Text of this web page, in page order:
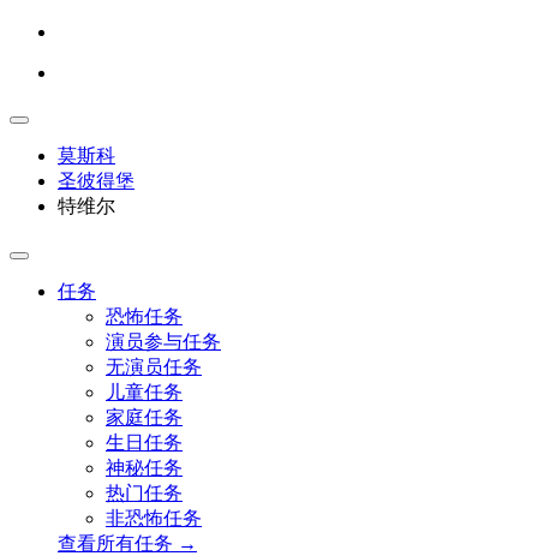
莫斯科
圣彼得堡
特维尔
任务
恐怖任务
演员参与任务
无演员任务
儿童任务
家庭任务
生日任务
神秘任务
热门任务
非恐怖任务
查看所有任务 →